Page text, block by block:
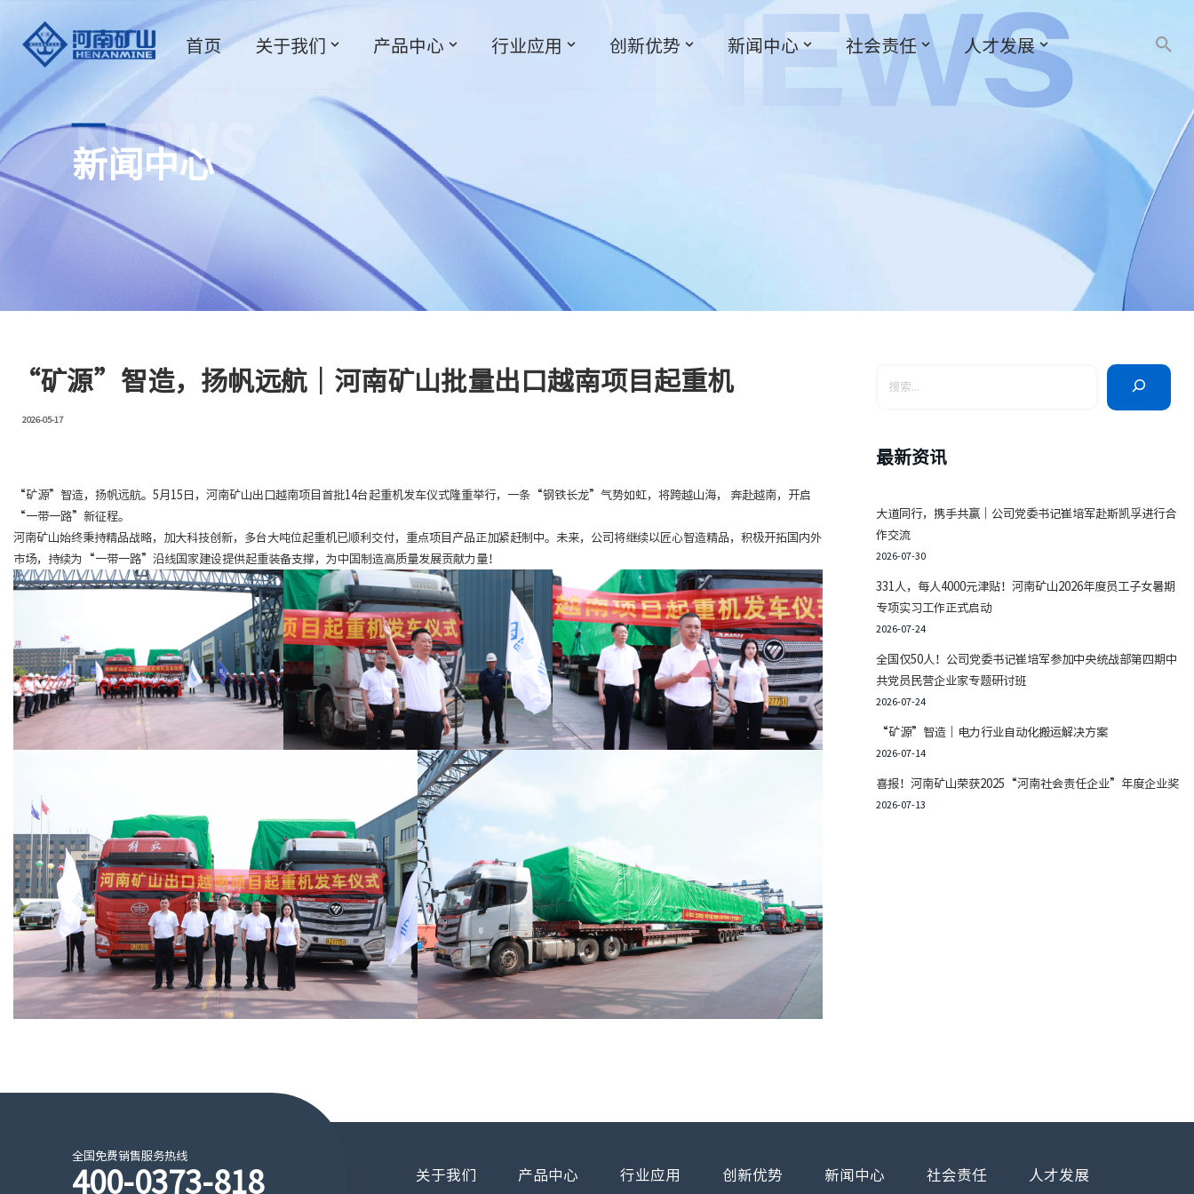
跳
正
文
首页 关于我们 产品中心 行业应用 创新优势 新闻中心 社会责任 人才发展
NEWS
新闻中心
“矿源”智造，扬帆远航｜河南矿山批量出口越南项目起重机
2026-05-17
“矿源”智造，扬帆远航。5月15日，河南矿山出口越南项目首批14台起重机发车仪式隆重举行，一条“钢铁长龙”气势如虹，将跨越山海， 奔赴越南，开启
“一带一路”新征程。
河南矿山始终秉持精品战略，加大科技创新，多台大吨位起重机已顺利交付，重点项目产品正加紧赶制中。未来，公司将继续以匠心智造精品，积极开拓国内外
市场，持续为“一带一路”沿线国家建设提供起重装备支撑，为中国制造高质量发展贡献力量！
最新资讯
大道同行，携手共赢｜公司党委书记崔培军赴斯凯孚进行合
作交流
2026-07-30
331人，每人4000元津贴！河南矿山2026年度员工子女暑期
专项实习工作正式启动
2026-07-24
全国仅50人！公司党委书记崔培军参加中央统战部第四期中
共党员民营企业家专题研讨班
2026-07-24
“矿源”智造｜电力行业自动化搬运解决方案
2026-07-14
喜报！河南矿山荣获2025“河南社会责任企业”年度企业奖
2026-07-13
全国免费销售服务热线
400-0373-818 关于我们 产品中心 行业应用 创新优势 新闻中心 社会责任 人才发展